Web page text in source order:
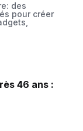
des
pour créer
46 ans :